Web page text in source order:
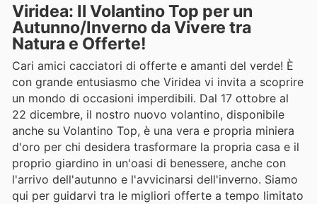
Viridea: Il Volantino Top per un
Autunno/Inverno da Vivere tra
Natura e Offerte!
Cari amici cacciatori di offerte e amanti del verde! È
con grande entusiasmo che Viridea vi invita a scoprire
un mondo di occasioni imperdibili. Dal 17 ottobre al
22 dicembre, il nostro nuovo volantino, disponibile
anche su Volantino Top, è una vera e propria miniera
d'oro per chi desidera trasformare la propria casa e il
proprio giardino in un'oasi di benessere, anche con
l'arrivo dell'autunno e l'avvicinarsi dell'inverno. Siamo
qui per guidarvi tra le migliori offerte a tempo limitato